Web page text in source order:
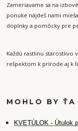
Zameriavame sa na
ponuke nájdeš nami
doplnky a pomôcky pre
Každú rastlinu starostlivo
rešpektom k prírode aj k
MOHLO BY
KVETÚLOK - Útulok